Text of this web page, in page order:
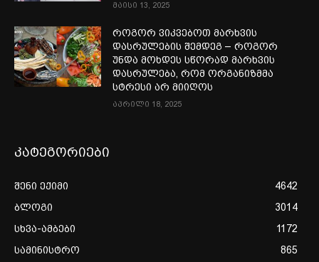
მაისი 13, 2025
როგორ ვიკვებოთ მარხვის
დასრულების შემდეგ – როგორ
უნდა მოხდეს სწორად მარხვის
დასრულება, რომ ორგანიზმმა
სტრესი არ მიიღოს
აპრილი 18, 2025
კატეგორიები
შენი ექიმი
4642
ბლოგი
3014
სხვა-ამბები
1172
სამინისტრო
865